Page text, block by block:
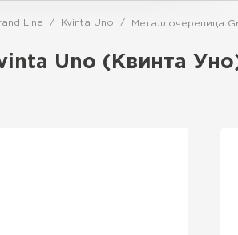
Line Kvinta Uno Металлочерепица
Uno (Квинта